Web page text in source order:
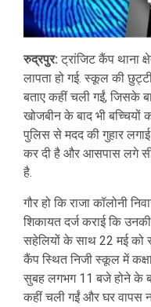
रुद्रपुर: ट्रांजिट कैंप थाना
लापता हो गई. स्कूल की
बताए कहीं चली गईं, जिसके
खोजबीन के बाद भी बच्चियों
पुलिस से मदद की गुहार
कर दी है और आसपास लगे
है.
गौर हो कि राजा कॉलोनी
शिकायत दर्ज कराई कि
सहेलियों के साथ 22 मई को
कैंप स्थित निजी स्कूल में
सुबह लगभग 11 बजे होने के
कहीं चली गईं और घर वापस